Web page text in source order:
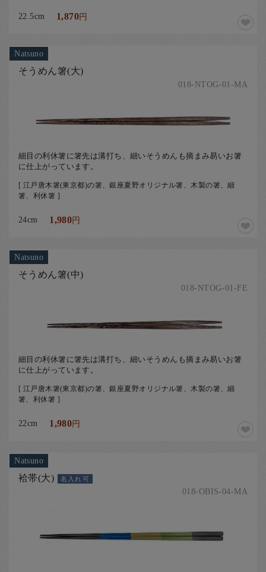
22.5cm 1,870円
Natsuno
そうめん箸(大)
018-NTOG-01-MA
細目の利休箸に箸先は溝打ち、細いそうめんも摘まみ易いお箸
に仕上がっています。
[ 江戸唐木箸(東京都)の箸、銀座夏野オリジナル箸、木製の箸、細
箸、利休箸 ]
24cm 1,980円
Natsuno
そうめん箸(中)
018-NTOG-01-FE
細目の利休箸に箸先は溝打ち、細いそうめんも摘まみ易いお箸
に仕上がっています。
[ 江戸唐木箸(東京都)の箸、銀座夏野オリジナル箸、木製の箸、細
箸、利休箸 ]
22cm 1,980円
Natsuno
袷帯(大) 名入れ可
018-OBIS-04-MA